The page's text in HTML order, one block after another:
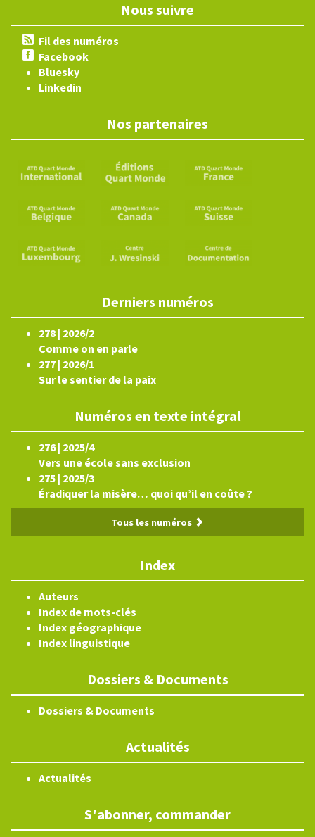
Nous suivre
Fil des numéros
Facebook
Bluesky
Linkedin
Nos partenaires
Derniers numéros
278 | 2026/2
Comme on en parle
277 | 2026/1
Sur le sentier de la paix
Numéros en texte intégral
276 | 2025/4
Vers une école sans exclusion
275 | 2025/3
Éradiquer la misère… quoi qu’il en coûte ?
Tous les numéros
Index
Auteurs
Index de mots-clés
Index géographique
Index linguistique
Dossiers & Documents
Dossiers & Documents
Actualités
Actualités
S'abonner, commander